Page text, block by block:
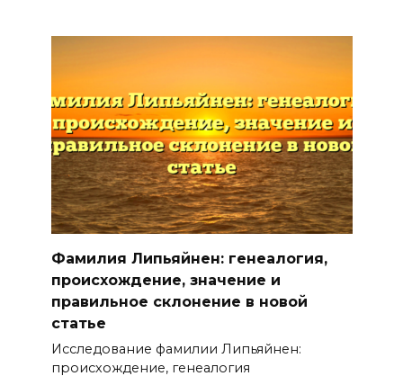
Фамилия Липьяйнен: генеалогия,
происхождение, значение и
правильное склонение в новой
статье
Исследование фамилии Липьяйнен:
происхождение, генеалогия